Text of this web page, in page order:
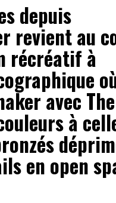
depuis
revient au
récréatif à
avec The
à
en open